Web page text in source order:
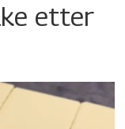
etter